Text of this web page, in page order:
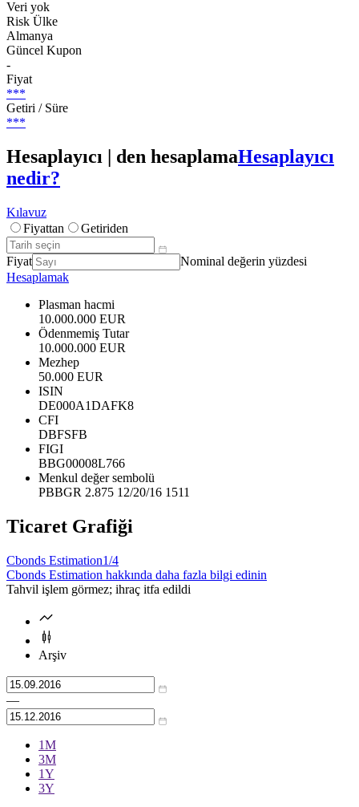
Veri yok
Risk Ülke
Almanya
Güncel Kupon
-
Fiyat
***
Getiri / Süre
***
Hesaplayıcı | den hesaplamaHesaplayıcı
nedir?
Kılavuz
Fiyattan
Getiriden
Fiyat
Nominal değerin yüzdesi
Hesaplamak
Plasman hacmi
10.000.000 EUR
Ödenmemiş Tutar
10.000.000 EUR
Mezhep
50.000 EUR
ISIN
DE000A1DAFK8
CFI
DBFSFB
FIGI
BBG00008L766
Menkul değer sembolü
PBBGR 2.875 12/20/16 1511
Ticaret Grafiği
Cbonds Estimation1/4
Cbonds Estimation hakkında daha fazla bilgi edinin
Tahvil işlem görmez; ihraç itfa edildi
Arşiv
—
1М
3М
1Y
3Y